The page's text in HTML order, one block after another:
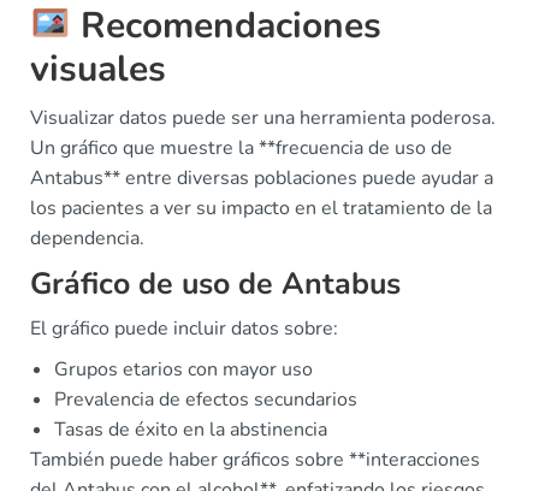
Recomendaciones
visuales
Visualizar datos puede ser una herramienta poderosa.
Un gráfico que muestre la **frecuencia de uso de
Antabus** entre diversas poblaciones puede ayudar a
los pacientes a ver su impacto en el tratamiento de la
dependencia.
Gráfico de uso de Antabus
El gráfico puede incluir datos sobre:
Grupos etarios con mayor uso
Prevalencia de efectos secundarios
Tasas de éxito en la abstinencia
También puede haber gráficos sobre **interacciones